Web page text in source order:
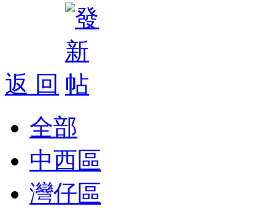
返 回
全部
中西區
灣仔區